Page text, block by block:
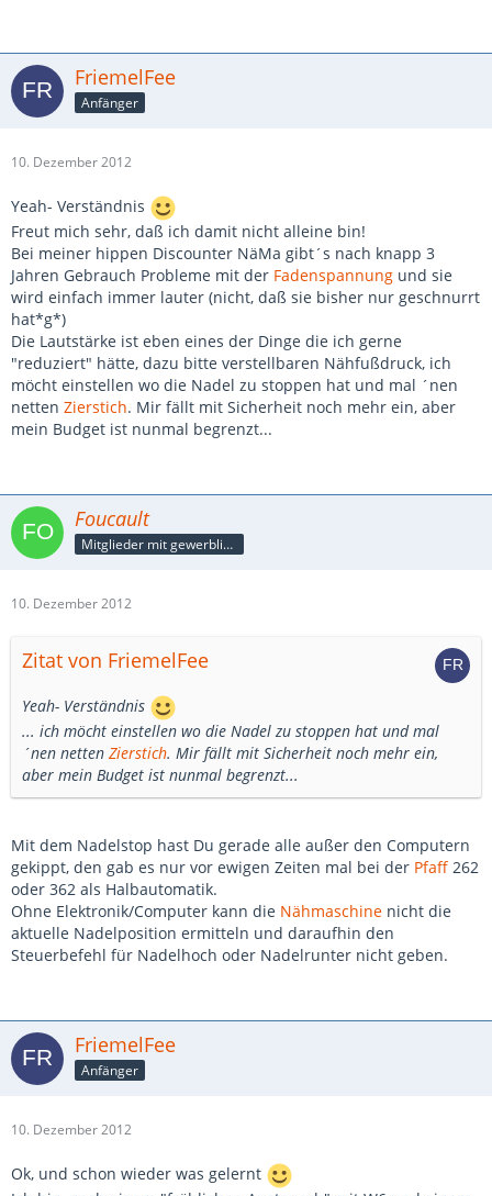
FriemelFee
Anfänger
10. Dezember 2012
Yeah- Verständnis
Freut mich sehr, daß ich damit nicht alleine bin!
Bei meiner hippen Discounter NäMa gibt´s nach knapp 3
Jahren Gebrauch Probleme mit der Fadenspannung und sie
wird einfach immer lauter (nicht, daß sie bisher nur geschnurrt
hat*g*)
Die Lautstärke ist eben eines der Dinge die ich gerne
"reduziert" hätte, dazu bitte verstellbaren Nähfußdruck, ich
möcht einstellen wo die Nadel zu stoppen hat und mal ´nen
netten Zierstich. Mir fällt mit Sicherheit noch mehr ein, aber
mein Budget ist nunmal begrenzt...
Foucault
Mitglieder mit gewerblicher Verbindung, auch als Mitarbeiter/in
10. Dezember 2012
Zitat von FriemelFee
Yeah- Verständnis
... ich möcht einstellen wo die Nadel zu stoppen hat und mal
´nen netten Zierstich. Mir fällt mit Sicherheit noch mehr ein,
aber mein Budget ist nunmal begrenzt...
Mit dem Nadelstop hast Du gerade alle außer den Computern
gekippt, den gab es nur vor ewigen Zeiten mal bei der Pfaff 262
oder 362 als Halbautomatik.
Ohne Elektronik/Computer kann die Nähmaschine nicht die
aktuelle Nadelposition ermitteln und daraufhin den
Steuerbefehl für Nadelhoch oder Nadelrunter nicht geben.
FriemelFee
Anfänger
10. Dezember 2012
Ok, und schon wieder was gelernt